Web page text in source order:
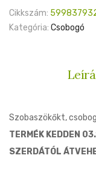
Cikkszám:
Kategória: Csobogó
Szobaszökőkt,
TERMÉK KEDDEN
SZERDÁTÓL